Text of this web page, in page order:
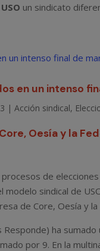
USO un sindicato
en un intenso
|Acción sindical,
Oesía y la
de
sindical de
de Core, Oesía y
ha
por 9. En la